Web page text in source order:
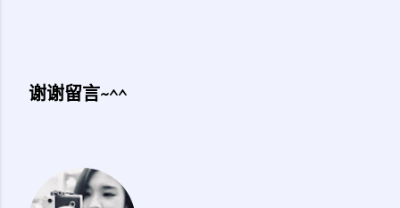
论
谢谢留言~^^